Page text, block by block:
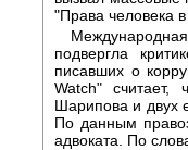
"Права человека
подвергла
писавших о
Watch" считает,
Шарипова и двух
По данным
адвоката. По